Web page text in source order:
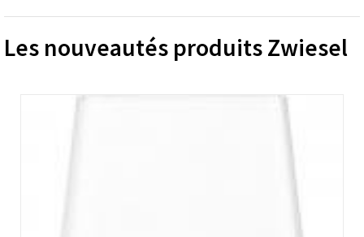
Les nouveautés produits Zwiesel